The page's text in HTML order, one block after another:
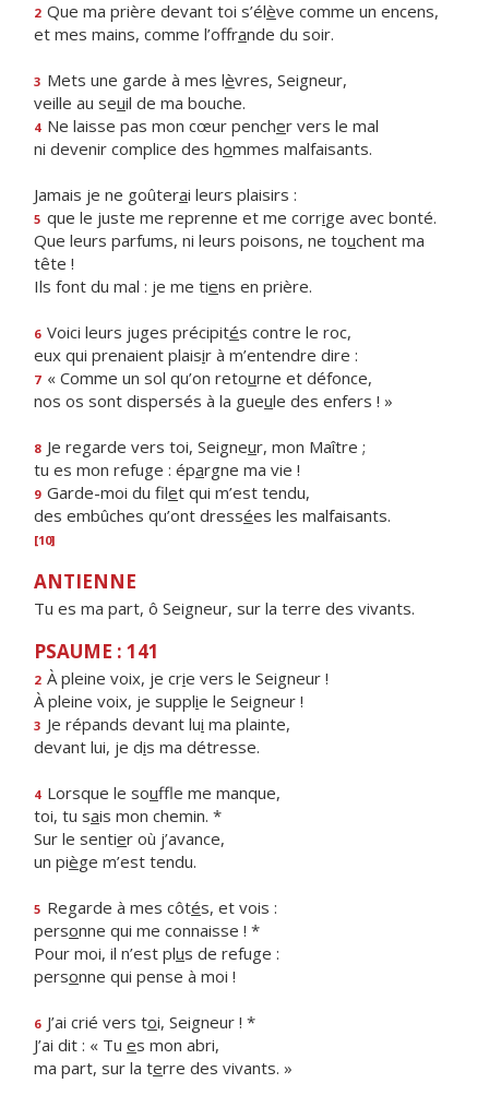
2 Que ma prière devant toi s’élève comme un encens,
et mes mains, comme l’offrande du soir.
3 Mets une garde à mes lèvres, Seigneur,
veille au seuil de ma bouche.
4 Ne laisse pas mon cœur pencher vers le mal
ni devenir complice des hommes malfaisants.
Jamais je ne goûterai leurs plaisirs :
5 que le juste me reprenne et me corrige avec bonté.
Que leurs parfums, ni leurs poisons, ne touchent ma
tête !
Ils font du mal : je me tiens en prière.
6 Voici leurs juges précipités contre le roc,
eux qui prenaient plaisir à m’entendre dire :
7 « Comme un sol qu’on retourne et défonce,
nos os sont dispersés à la gueule des enfers ! »
8 Je regarde vers toi, Seigneur, mon Maître ;
tu es mon refuge : épargne ma vie !
9 Garde-moi du filet qui m’est tendu,
des embûches qu’ont dressées les malfaisants.
[10]
ANTIENNE
Tu es ma part, ô Seigneur, sur la terre des vivants.
PSAUME : 141
2 À pleine voix, je crie vers le Seigneur !
À pleine voix, je supplie le Seigneur !
3 Je répands devant lui ma plainte,
devant lui, je dis ma détresse.
4 Lorsque le souffle me manque,
toi, tu sais mon chemin. *
Sur le sentier où j’avance,
un piège m’est tendu.
5 Regarde à mes côtés, et vois :
personne qui me connaisse ! *
Pour moi, il n’est plus de refuge :
personne qui pense à moi !
6 J’ai crié vers toi, Seigneur ! *
J’ai dit : « Tu es mon abri,
ma part, sur la terre des vivants. »